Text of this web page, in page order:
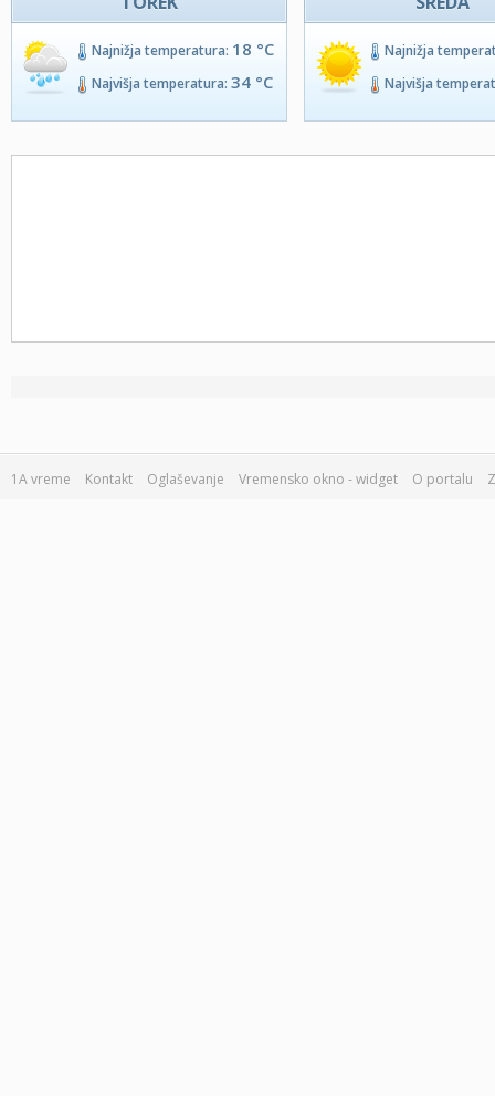
Najnižja temperatura: 18 °C
Najvišja temperatura: 34 °C
Najnižja
Najvišja
1A vreme Kontakt Oglaševanje Vremensko okno - widget O portalu